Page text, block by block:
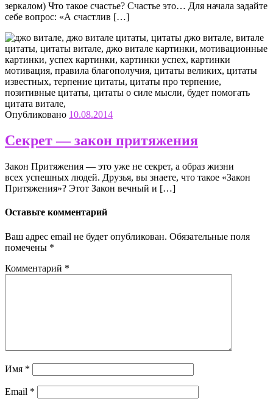
зеркалом) Что такое счастье? Счастье это… Для начала задайте
себе вопрос: «А счастлив […]
Опубликовано 10.08.2014
Секрет — закон притяжения
Закон Притяжения — это уже не секрет, а образ жизни
всех успешных людей. Друзья, вы знаете, что такое «Закон
Притяжения»? Этот Закон вечный и […]
Оставьте комментарий
Ваш адрес email не будет опубликован. Обязательные поля
помечены *
Комментарий *
Имя *
Email *